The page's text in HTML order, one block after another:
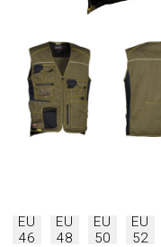
EU
46
EU
48
EU
50
EU
52